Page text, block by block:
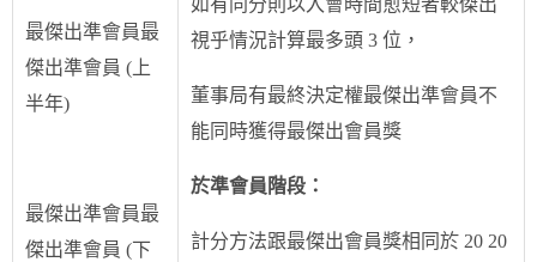
最傑出準會員最
傑出準會員 (上
半年)
最傑出準會員最
傑出準會員 (下
如有同分則以入會時間愈短者較傑出
視乎情況計算最多頭 3 位，
董事局有最終決定權最傑出準會員不
能同時獲得最傑出會員獎
於準會員階段：
計分方法跟最傑出會員獎相同於 20 20